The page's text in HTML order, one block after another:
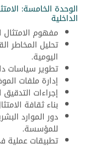
الوحدة الخامسة:
الداخلية
مفهوم الامتثال
تحليل المخاطر
اليومية.
تطوير سياسات
إدارة ملفات
إجراءات
بناء ثقافة
دور الموارد
للمؤسسة.
تطبيقات عملية